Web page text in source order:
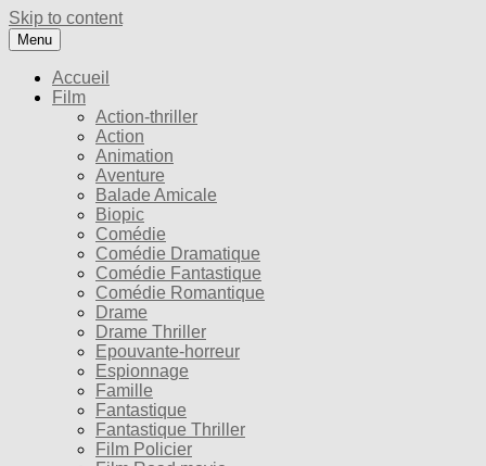
Skip to content
Menu
Accueil
Film
Action-thriller
Action
Animation
Aventure
Balade Amicale
Biopic
Comédie
Comédie Dramatique
Comédie Fantastique
Comédie Romantique
Drame
Drame Thriller
Epouvante-horreur
Espionnage
Famille
Fantastique
Fantastique Thriller
Film Policier